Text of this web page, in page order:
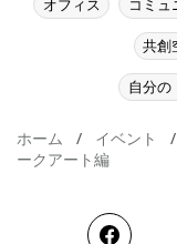
オフィス コミュ
共創
自分の
ホーム イベント
ークアート編